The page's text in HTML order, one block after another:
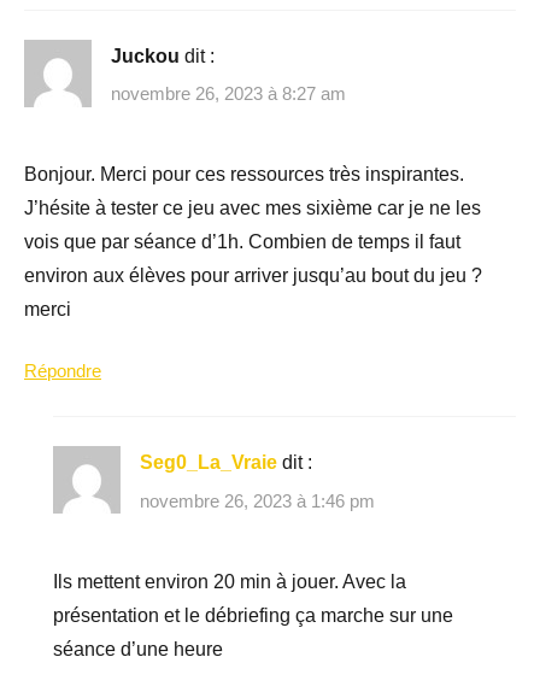
Juckou dit :
novembre 26, 2023 à 8:27 am
Bonjour. Merci pour ces ressources très inspirantes.
J’hésite à tester ce jeu avec mes sixième car je ne les
vois que par séance d’1h. Combien de temps il faut
environ aux élèves pour arriver jusqu’au bout du jeu ?
merci
Répondre
Seg0_La_Vraie dit :
novembre 26, 2023 à 1:46 pm
Ils mettent environ 20 min à jouer. Avec la
présentation et le débriefing ça marche sur une
séance d’une heure